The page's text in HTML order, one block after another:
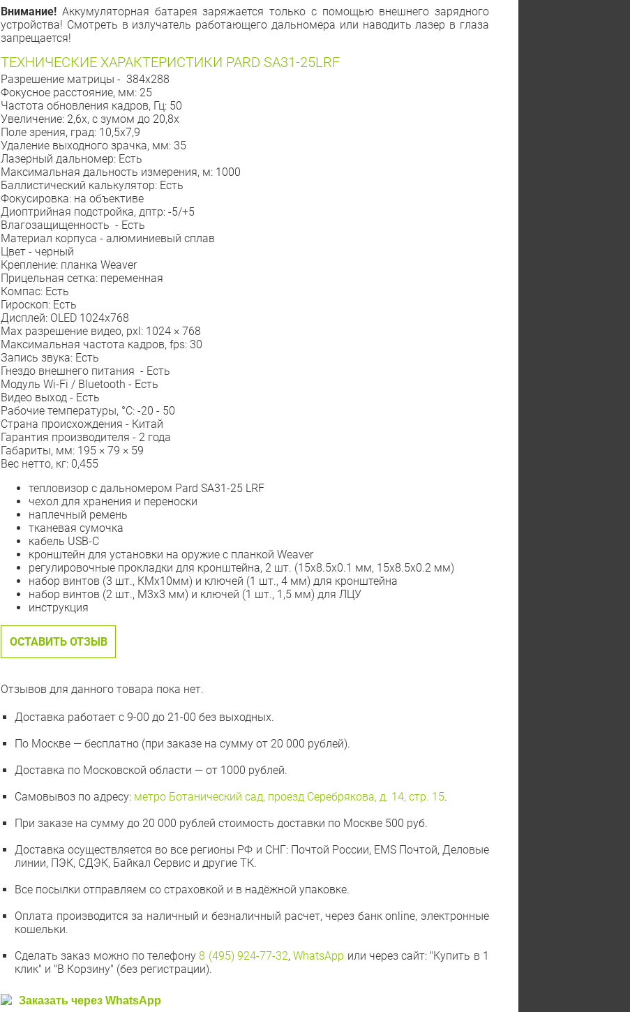
Внимание! Аккумуляторная батарея заряжается только с помощью внешнего зарядного
устройства! Смотреть в излучатель работающего дальномера или наводить лазер в глаза
запрещается!
ТЕХНИЧЕСКИЕ ХАРАКТЕРИСТИКИ PARD SA31-25LRF
Разрешение матрицы - 384x288
Фокусное расстояние, мм: 25
Частота обновления кадров, Гц: 50
Увеличение: 2,6x, с зумом до 20,8x
Поле зрения, град: 10,5x7,9
Удаление выходного зрачка, мм: 35
Лазерный дальномер: Есть
Максимальная дальность измерения, м: 1000
Баллистический калькулятор: Есть
Фокусировка: на объективе
Диоптрийная подстройка, дптр: -5/+5
Влагозащищенность - Есть
Материал корпуса - алюминиевый сплав
Цвет - черный
Крепление: планка Weaver
Прицельная сетка: переменная
Компас: Есть
Гироскоп: Есть
Дисплей: OLED 1024х768
Max разрешение видео, pxl: 1024 × 768
Максимальная частота кадров, fps: 30
Запись звука: Есть
Гнездо внешнего питания - Есть
Модуль Wi-Fi / Bluetooth - Есть
Видео выход - Есть
Рабочие температуры, °С: -20 - 50
Страна происхождения - Китай
Гарантия производителя - 2 года
Габариты, мм: 195 × 79 × 59
Вес нетто, кг: 0,455
тепловизор с дальномером Pard SA31-25 LRF
чехол для хранения и переноски
наплечный ремень
тканевая сумочка
кабель USB-C
кронштейн для установки на оружие с планкой Weaver
регулировочные прокладки для кронштейна, 2 шт. (15x8.5x0.1 мм, 15x8.5x0.2 мм)
набор винтов (3 шт., КМx10мм) и ключей (1 шт., 4 мм) для кронштейна
набор винтов (2 шт., M3x3 мм) и ключей (1 шт., 1,5 мм) для ЛЦУ
инструкция
ОСТАВИТЬ ОТЗЫВ
Отзывов для данного товара пока нет.
Доставка работает с 9-00 до 21-00 без выходных.
По Москве — бесплатно (при заказе на сумму от 20 000 рублей).
Доставка по Московской области — от 1000 рублей.
Самовывоз по адресу: метро Ботанический сад, проезд Серебрякова, д. 14, стр. 15.
При заказе на сумму до 20 000 рублей стоимость доставки по Москве 500 руб.
Доставка осуществляется во все регионы РФ и СНГ: Почтой России, EMS Почтой, Деловые
линии, ПЭК, СДЭК, Байкал Сервис и другие ТК.
Все посылки отправляем со страховкой и в надёжной упаковке.
Оплата производится за наличный и безналичный расчет, через банк online, электронные
кошельки.
Сделать заказ можно по телефону8 (495) 924-77-32,WhatsApp или через сайт: "Купить в 1
клик" и "В Корзину" (без регистрации).
Заказать через WhatsApp